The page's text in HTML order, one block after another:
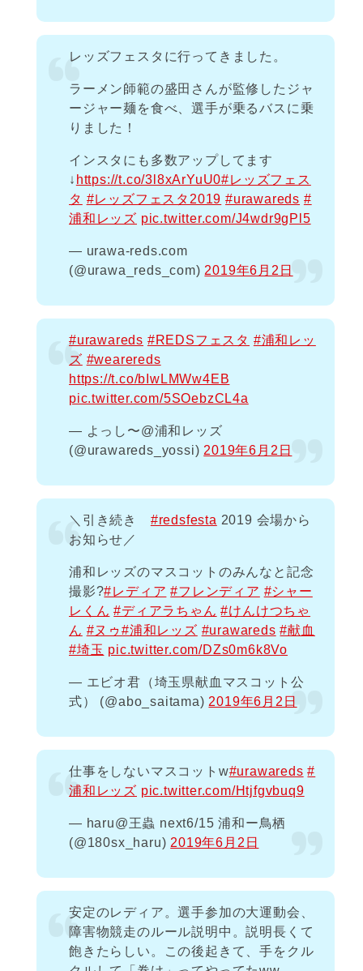
レッズフェスタに行ってきました。
ラーメン師範の盛田さんが監修したジャ
ージャー麺を食べ、選手が乗るバスに乗
りました！
インスタにも多数アップしてます
↓ https://t.co/3l8xArYuU0#レッズフェス
タ #レッズフェスタ2019 #urawareds #
浦和レッズ pic.twitter.com/J4wdr9gPl5
— urawa-reds.com
(@urawa_reds_com) 2019年6月2日
#urawareds #REDSフェスタ #浦和レッ
ズ #wearereds
https://t.co/bIwLMWw4EB
pic.twitter.com/5SOebzCL4a
— よっし〜@浦和レッズ
(@urawareds_yossi) 2019年6月2日
＼引き続き #redsfesta 2019 会場から
お知らせ／
浦和レッズのマスコットのみんなと記念
撮影?#レディア #フレンディア #シャー
レくん #ディアラちゃん #けんけつちゃ
ん #ヌゥ#浦和レッズ #urawareds #献血
#埼玉 pic.twitter.com/DZs0m6k8Vo
— エビオ君（埼玉県献血マスコット公
式） (@abo_saitama) 2019年6月2日
仕事をしないマスコットw#urawareds #
浦和レッズ pic.twitter.com/Htjfgvbuq9
— haru@王蟲 next6/15 浦和ー鳥栖
(@180sx_haru) 2019年6月2日
安定のレディア。選手参加の大運動会、
障害物競走のルール説明中。説明長くて
飽きたらしい。この後起きて、手をクル